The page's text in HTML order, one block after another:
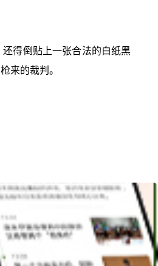
得倒贴上一张合法的白纸黑
来的裁判。